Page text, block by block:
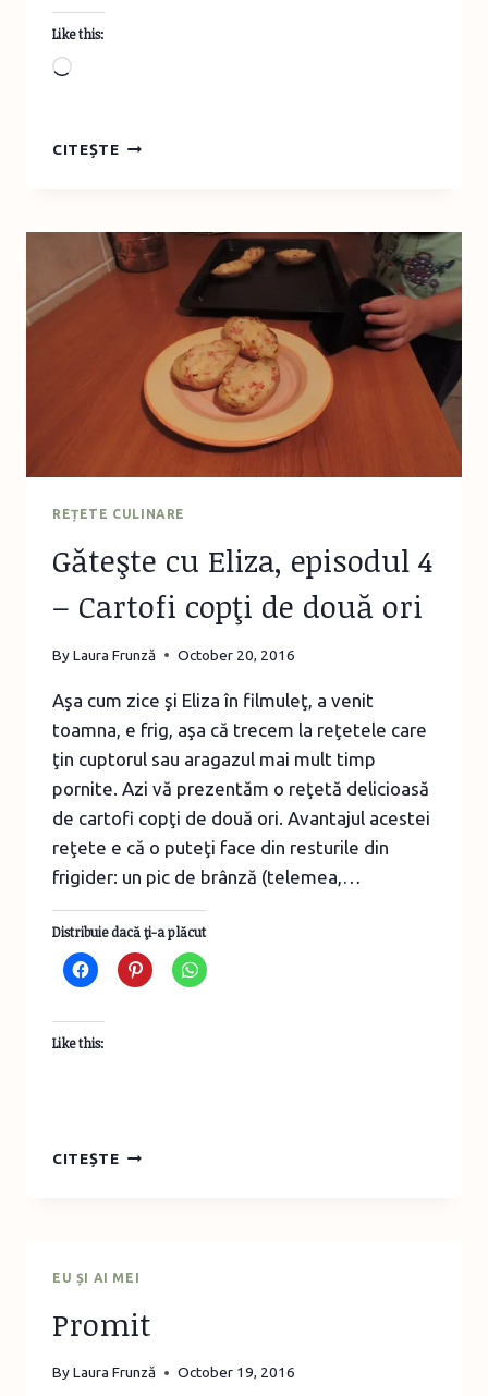
Like this:
Loading…
CITEȘTEDRUMEŢIE
REȚETE CULINARE
Găteşte cu Eliza, episodul 4
– Cartofi copţi de două ori
ByLaura Frunză October 20, 2016
Aşa cum zice şi Eliza în filmuleţ, a venit
toamna, e frig, aşa că trecem la reţetele care
ţin cuptorul sau aragazul mai mult timp
pornite. Azi vă prezentăm o reţetă delicioasă
de cartofi copţi de două ori. Avantajul acestei
reţete e că o puteţi face din resturile din
frigider: un pic de brânză (telemea,…
Distribuie dacă ţi-a plăcut
Like this:
CITEȘTEGĂTEŞTE
COPŢI
DE
ORI
EU ȘI AI MEI
Promit
ByLaura Frunză October 19, 2016